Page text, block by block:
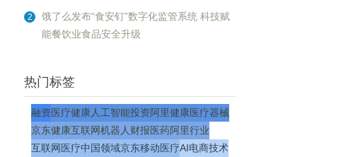
2
饿了么发布“食安钉”数字化监管系统 科技赋
能餐饮业食品安全升级
热门标签
融资医疗健康人工智能投资阿里健康医疗器械
京东健康互联网机器人 财报医药阿里行业
互联网医疗中国领域京东移动医疗AI电商技术